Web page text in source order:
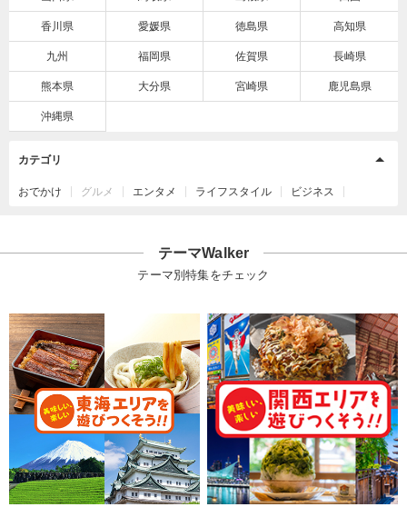
香川県 愛媛県 徳島県 高知県
九州 福岡県 佐賀県 長崎県
熊本県 大分県 宮崎県 鹿児島県
沖縄県
カテゴリ
おでかけ グルメ エンタメ ライフスタイル ビジネス
テーマWalker
テーマ別特集をチェック